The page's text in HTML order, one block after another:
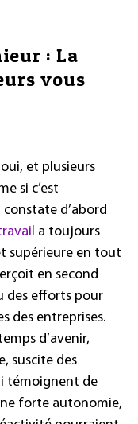
: La
vous
et plusieurs
si c’est
d’abord
a toujours
supérieure en tout
en second
des efforts pour
des entreprises.
d’avenir,
suscite des
témoignent de
forte autonomie,